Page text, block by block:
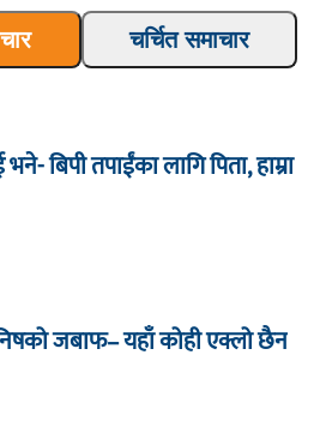
चर्चित समाचार
बिपी तपाईंका लागि पिता, हाम्रा
जबाफ– यहाँ कोही एक्लो छैन